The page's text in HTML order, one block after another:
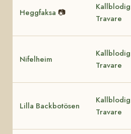
Heggfaksa 📷
Kallblodig
Travare
Nifelheim
Kallblodig
Travare
Lilla Backbotösen
Kallblodig
Travare